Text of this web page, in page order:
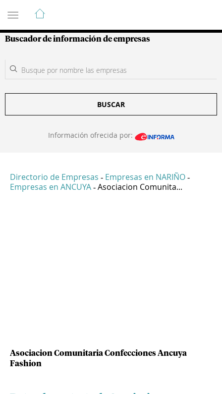
Guía de Empresas Colombianas
Buscador de información de empresas
BUSCAR
Información ofrecida por:
Directorio de Empresas - Empresas en NARIÑO -
Empresas en ANCUYA - Asociacion Comunita...
Asociacion Comunitaria Confecciones Ancuya
Fashion